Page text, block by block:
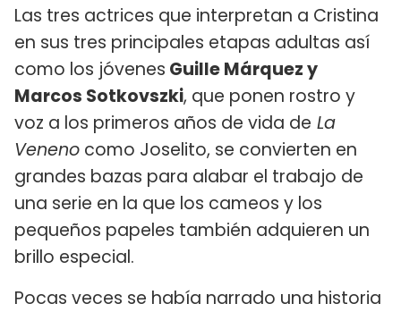
Las tres actrices que interpretan a Cristina
en sus tres principales etapas adultas así
como los jóvenes Guille Márquez y
Marcos Sotkovszki, que ponen rostro y
voz a los primeros años de vida de La
Veneno como Joselito, se convierten en
grandes bazas para alabar el trabajo de
una serie en la que los cameos y los
pequeños papeles también adquieren un
brillo especial.
Pocas veces se había narrado una historia